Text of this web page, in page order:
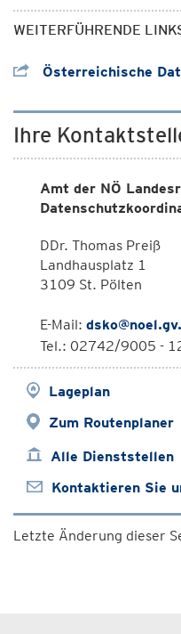
WEITERFÜHRENDE
Österreichische
Ihre
Amt der NÖ
DDr. Thomas Preiß
Landhausplatz 1
3109 St. Pölten
E-Mail:
Tel.: 02742/9005 -
Lageplan
Zum Routenplaner
Alle Dienststellen
Kontaktieren Sie
Letzte Änderung dieser